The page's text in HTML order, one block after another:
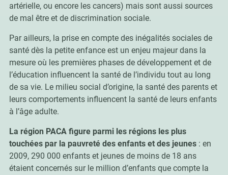
artérielle, ou encore les cancers) mais sont aussi sources
de mal être et de discrimination sociale.
Par ailleurs, la prise en compte des inégalités sociales de
santé dès la petite enfance est un enjeu majeur dans la
mesure où les premières phases de développement et de
l’éducation influencent la santé de l’individu tout au long
de sa vie. Le milieu social d’origine, la santé des parents et
leurs comportements influencent la santé de leurs enfants
à l’âge adulte.
La région PACA figure parmi les régions les plus
touchées par la pauvreté des enfants et des jeunes: en
2009, 290 000 enfants et jeunes de moins de 18 ans
étaient concernés sur le million d’enfants que compte la